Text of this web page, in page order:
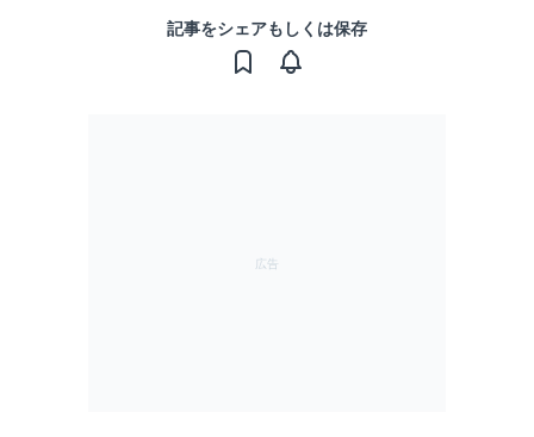
記事をシェアもしくは保存